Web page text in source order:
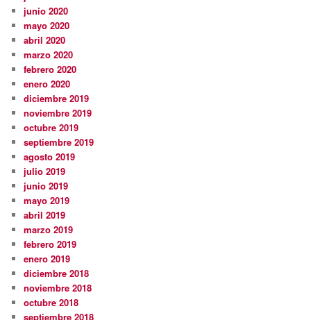
junio 2020
mayo 2020
abril 2020
marzo 2020
febrero 2020
enero 2020
diciembre 2019
noviembre 2019
octubre 2019
septiembre 2019
agosto 2019
julio 2019
junio 2019
mayo 2019
abril 2019
marzo 2019
febrero 2019
enero 2019
diciembre 2018
noviembre 2018
octubre 2018
septiembre 2018